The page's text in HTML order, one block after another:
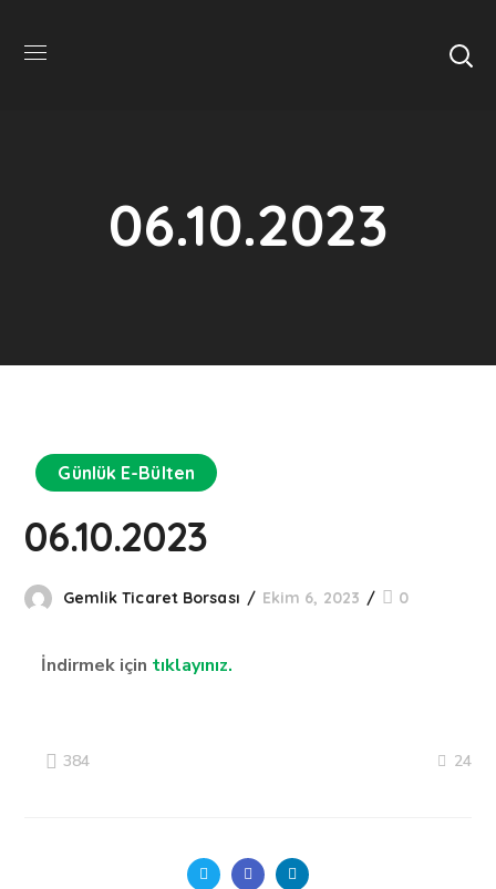
06.10.2023
Günlük E-Bülten
06.10.2023
Gemlik Ticaret Borsası Ekim 6, 2023 0
İndirmek için tıklayınız.
384 24